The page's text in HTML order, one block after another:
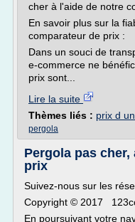
cher à l'aide de notre
En savoir plus sur la
comparateur de prix :
Dans un souci de
e-commerce ne
prix sont...
Lire la suite
Thèmes liés : prix d
pergola
Pergola pas
prix
Suivez-nous sur les
Copyright © 2017
En poursuivant votre